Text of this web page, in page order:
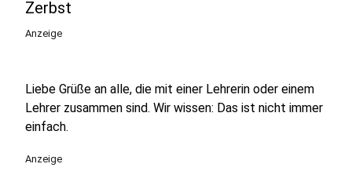
Zerbst
Anzeige
Liebe Grüße an alle, die mit einer Lehrerin oder einem
Lehrer zusammen sind. Wir wissen: Das ist nicht immer
einfach.
Anzeige